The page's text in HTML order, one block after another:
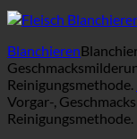
Blanchieren
Reinigungsmethode.
Vorgar-,
Reinigungsmethode.